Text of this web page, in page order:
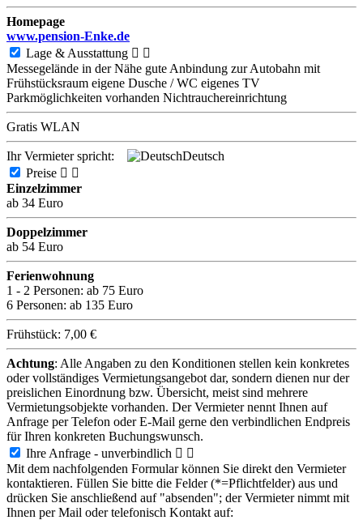
Homepage
www.pension-Enke.de
Lage & Ausstattung  
Messegelände in der Nähe gute Anbindung zur Autobahn mit
Frühstücksraum eigene Dusche / WC eigenes TV
Parkmöglichkeiten vorhanden Nichtrauchereinrichtung
Gratis WLAN
Ihr Vermieter spricht:
Deutsch
Preise  
Einzelzimmer
ab 34 Euro
Doppelzimmer
ab 54 Euro
Ferienwohnung
1 - 2 Personen: ab 75 Euro
6 Personen: ab 135 Euro
Frühstück: 7,00 €
Achtung: Alle Angaben zu den Konditionen stellen kein konkretes
oder vollständiges Vermietungsangebot dar, sondern dienen nur der
preislichen Einordnung bzw. Übersicht, meist sind mehrere
Vermietungsobjekte vorhanden. Der Vermieter nennt Ihnen auf
Anfrage per Telefon oder E-Mail gerne den verbindlichen Endpreis
für Ihren konkreten Buchungswunsch.
Ihre Anfrage - unverbindlich  
Mit dem nachfolgenden Formular können Sie direkt den Vermieter
kontaktieren. Füllen Sie bitte die Felder (*=Pflichtfelder) aus und
drücken Sie anschließend auf "absenden"; der Vermieter nimmt mit
Ihnen per Mail oder telefonisch Kontakt auf: